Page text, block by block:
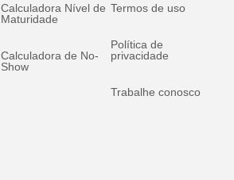
Calculadora Nível de
Maturidade
Calculadora de No-
Show
Termos de uso
Política de
privacidade
Trabalhe conosco